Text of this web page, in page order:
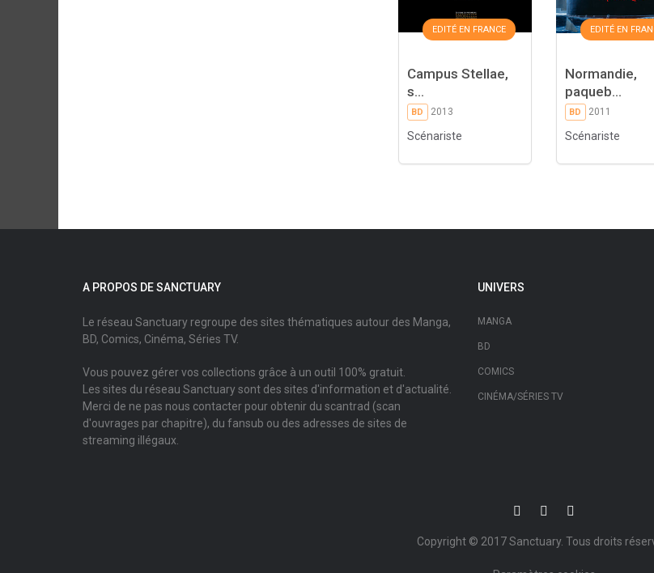
EDITÉ EN FRANCE
Campus Stellae,
s...
BD 2013
Scénariste
EDITÉ EN
Normandie,
paqueb...
BD 2011
Scénariste
A PROPOS DE SANCTUARY
Le réseau Sanctuary regroupe des sites thématiques autour des Manga,
BD, Comics, Cinéma, Séries TV.
Vous pouvez gérer vos collections grâce à un outil 100% gratuit.
Les sites du réseau Sanctuary sont des sites d'information et d'actualité.
Merci de ne pas nous contacter pour obtenir du scantrad (scan
d'ouvrages par chapitre), du fansub ou des adresses de sites de
streaming illégaux.
UNIVERS
MANGA
BD
COMICS
CINÉMA/SÉRIES TV
Copyright © 2017Sanctuary. Tous droits